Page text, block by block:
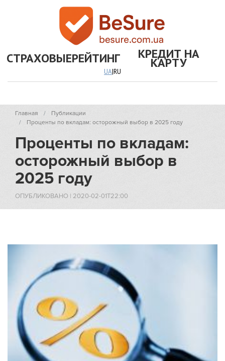
СТРАХОВЫЕРЕЙТИНГ КРЕДИТ НА
КАРТУ
UA|RU
Главная
Публикации
Проценты по вкладам: осторожный выбор в 2025 году
Проценты по вкладам:
осторожный выбор в
2025 году
ОПУБЛИКОВАНО | 2020-02-01T22:00